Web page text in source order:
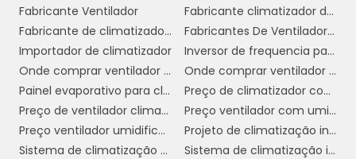
Em resumo, as vantagens do climatizador de
teto em ambientes comerciais são inúmeras
e impactantes. Ao optar por essa solução, as
empresas não apenas melhoram o conforto e
a qualidade do ar, mas também promovem
uma gestão mais sustentável e econômica
de seus recursos.
Fabricante Ventilador
Fabricante climatizador de ar
Fabricante de climatizador industrial
Fabricantes De Ventiladores Industriais
Importador de climatizador
Inversor de frequencia para climatizador
Onde comprar ventilador climatizador
Onde comprar ventilador climatizador em sp
Painel evaporativo para climatizador
Preço de climatizador com névoa
Preço de ventilador climatizador industrial
Preço ventilador com umidificador
Preço ventilador umidificador climatizador
Projeto de climatização industrial
Sistema de climatização evaporativa
Sistema de climatização industrial